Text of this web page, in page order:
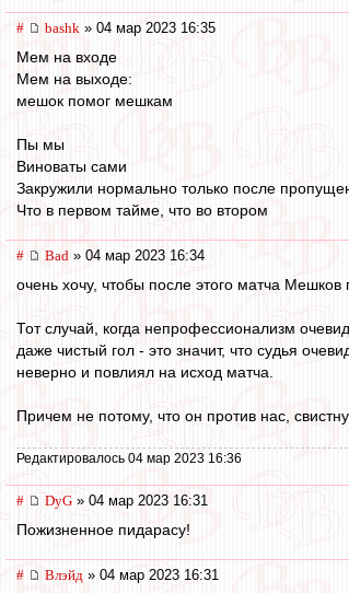
# bashk » 04 мар 2023 16:35
Мем на входе
Мем на выходе:
мешок помог мешкам
Пы мы
Виноваты сами
Закружили нормально только после
Что в первом тайме, что во втором
# Bad » 04 мар 2023 16:34
очень хочу, чтобы после этого матча
Тот случай, когда непрофессионализм
даже чистый гол - это значит, что судья
неверно и повлиял на исход матча.
Причем не потому, что он против нас,
Редактировалось 04 мар 2023 16:36
# DyG » 04 мар 2023 16:31
Пожизненное пидарасу!
# Влэйд » 04 мар 2023 16:31